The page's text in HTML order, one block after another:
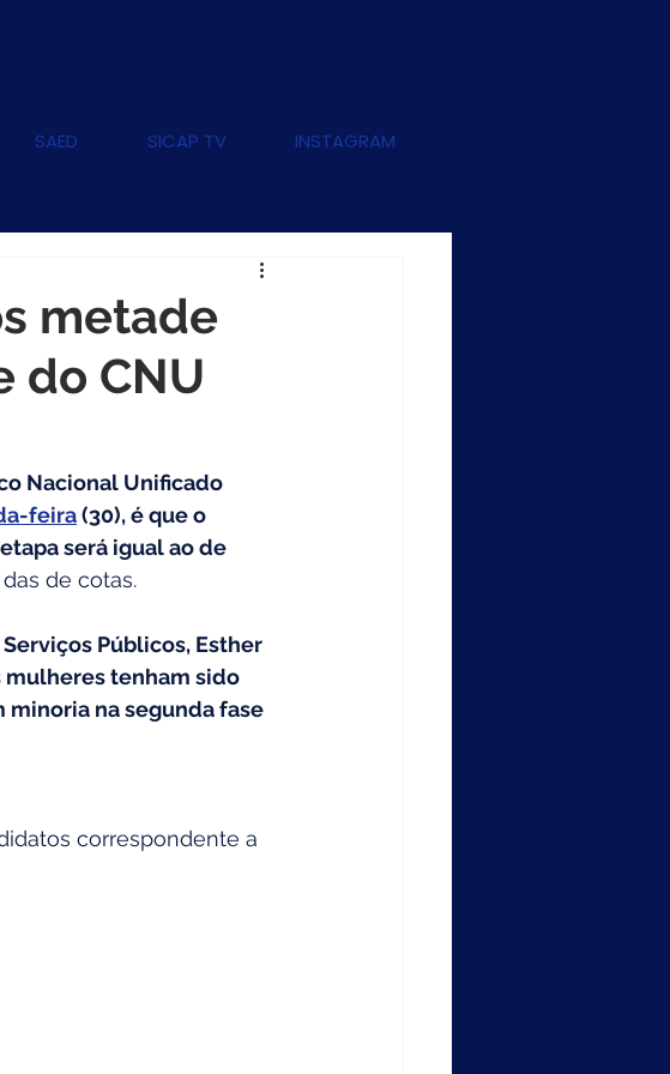
SAED SICAP TV INSTAGRAM
metade
do CNU
Nacional Unificado
feira (30), é que o
será igual ao de
de cotas.
Públicos, Esther
mulheres tenham sido
minoria na segunda fase
correspondente a